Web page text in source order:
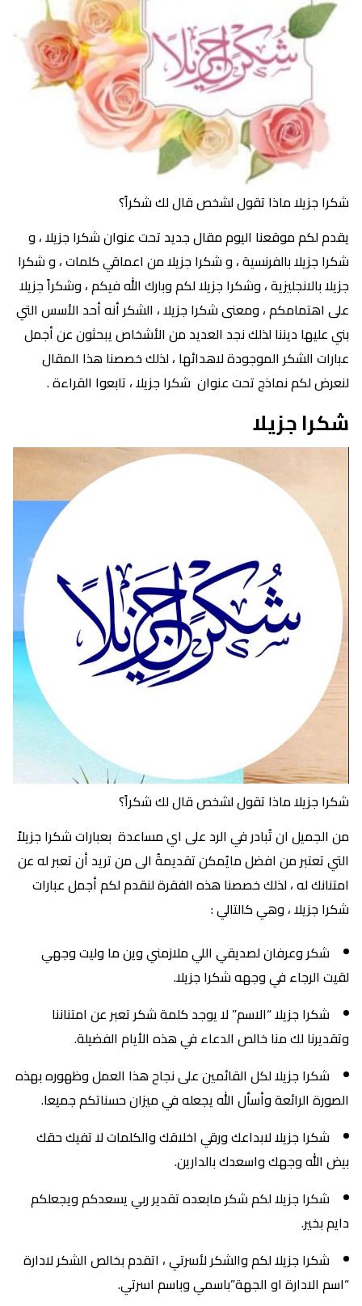
شكرا جزيلا ماذا تقول لشخص قال لك شكراً؟
يقدم لكم موقعنا اليوم مقال جديد تحت عنوان شكرا جزيلا ، و
شكرا جزيلا بالفرنسية ، و شكرا جزيلا من اعماقي كلمات ، و شكرا
جزيلا بالانجليزية ، وشكرا جزيلا لكم وبارك الله فيكم ، وشكراً جزيلا
على اهتمامكم ، ومعنى شكرا جزيلا ، الشكر أنه أحد الأسس التي
بني عليها ديننا لذلك نجد العديد من الأشخاص يبحثون عن أجمل
عبارات الشكر الموجودة لاهدائها ، لذلك خصصنا هذا المقال
لنعرض لكم نماذج تحت عنوان شكرا جزيلا ، تابعوا القراءة .
شكرا جزيلا
شكرا جزيلا ماذا تقول لشخص قال لك شكراً؟
من الجميل ان تُبادر في الرد على اي مساعدة بعبارات شكرا جزيلاً
التي تعتبر من افضل مايُمكن تقديمةُ الى من تريد أن تعبر له عن
امتنانك له ، لذلك خصصنا هذه الفقرة لنقدم لكم أجمل عبارات
شكرا جزيلا ، وهي كالتالي :
شكر وعرفان لصديقي اللي ملازمني وين ما وليت وجهي
لقيت الرجاء في وجهه شكرا جزيلا.
شكرا جزيلا “الاسم” لا يوجد كلمة شكر تعبر عن امتناننا
وتقديرنا لك منا خالص الدعاء في هذه الأيام الفضيلة.
شكرا جزيلا لكل القائمين على نجاح هذا العمل وظهوره بهذه
الصورة الرائعة وأسأل الله يجعله في ميزان حسناتكم جميعا.
شكرا جزيلا لابداعك ورقي اخلاقك والكلمات لا تفيك حقك
بيض الله وجهك واسعدك بالدارين.
شكرا جزيلا لكم شكر مابعده تقدير ربي يسعدكم ويجعلكم
دايم بخير.
شكرا جزيلا لكم والشكر لأسرتي ، اتقدم بخالص الشكر لادارة
“اسم الادارة او الجهة”باسمي وباسم اسرتي.